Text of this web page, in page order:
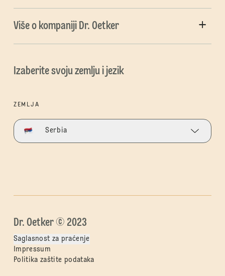
Više o kompaniji Dr. Oetker
Izaberite svoju zemlju i jezik
ZEMLJA
Serbia
Dr. Oetker © 2023
Saglasnost za praćenje
Impressum
Politika zaštite podataka